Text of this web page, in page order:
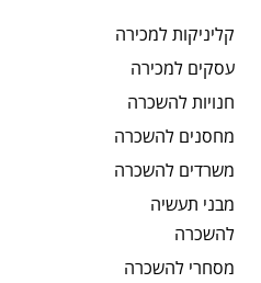
קליניקותלמכירה
עסקים למכירה
חנויותלהשכרה
מחסנים להשכרה
משרדים להשכרה
מבני תעשיה
להשכרה
מסחרי להשכרה